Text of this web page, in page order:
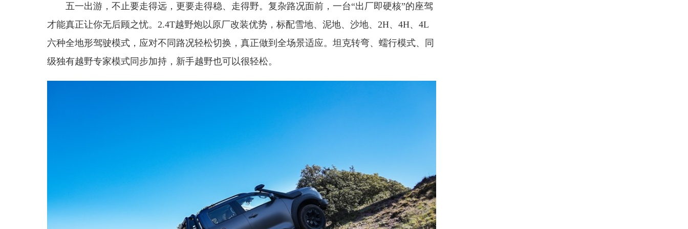
五一出游，不止要走得远，更要走得稳、走得野。复杂路况面前，一台“出厂即硬核”的座驾
才能真正让你无后顾之忧。2.4T越野炮以原厂改装优势，标配雪地、泥地、沙地、2H、4H、4L
六种全地形驾驶模式，应对不同路况轻松切换，真正做到全场景适应。坦克转弯、蠕行模式、同
级独有越野专家模式同步加持，新手越野也可以很轻松。